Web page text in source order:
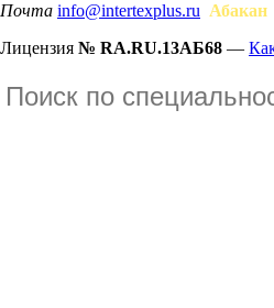
Почта info@intertexplus.ru Абакан
Лицензия № RA.RU.13АБ68 —